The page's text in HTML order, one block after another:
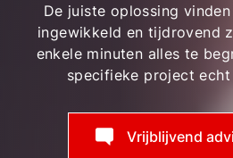
De juiste oplossing
ingewikkeld en tijdrovend
enkele minuten alles te
specifieke project
Vrijblijvend